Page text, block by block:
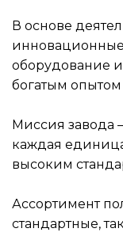
В основе
оборудование
богатым
Миссия завода
каждая
высоким
Ассортимент
стандартные,